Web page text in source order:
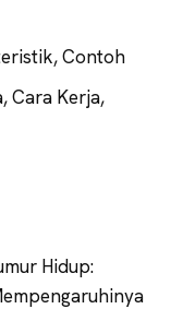
Contoh
Cara Kerja,
Hidup: